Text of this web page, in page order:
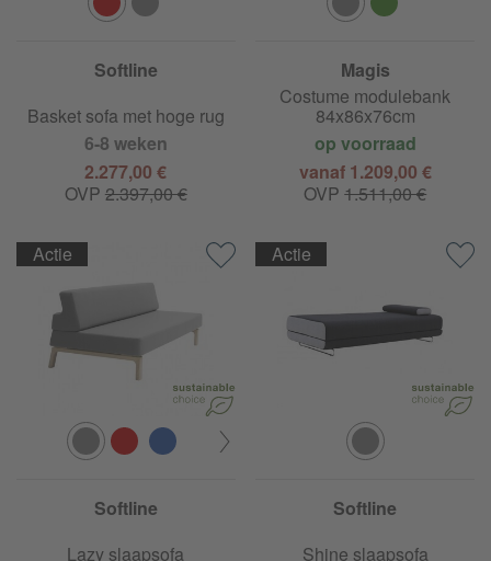
Softline
Basket sofa met hoge rug
6-8 weken
2.277,00 €
OVP 2.397,00 €
Magis
Costume modulebank
84x86x76cm
op voorraad
vanaf 1.209,00 €
OVP1.511,00 €
Softline
Lazy slaapsofa
Actie
Softline
Shine slaapsofa
Actie